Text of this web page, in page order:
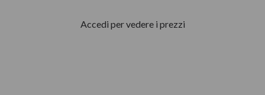
Accedi per vedere i prezzi